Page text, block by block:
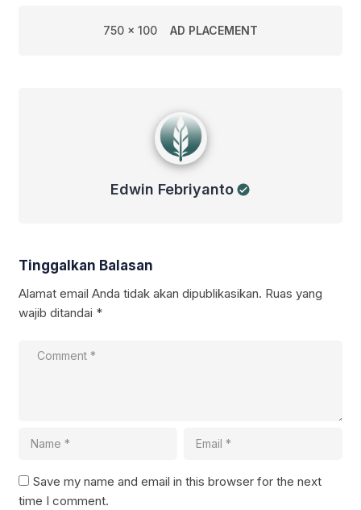
750 x 100 AD PLACEMENT
Edwin Febriyanto
Tinggalkan Balasan
Alamat email Anda tidak akan dipublikasikan. Ruas yang
wajib ditandai *
Save my name and email in this browser for the next
time I comment.